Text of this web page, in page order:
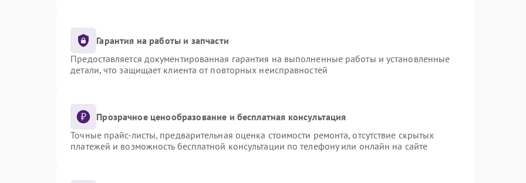
Гарантия на работы и запчасти
Предоставляется документированная гарантия на выполненные работы и установленные
детали, что защищает клиента от повторных неисправностей
Прозрачное ценообразование и бесплатная консультация
Точные прайс-листы, предварительная оценка стоимости ремонта, отсутствие скрытых
платежей и возможность бесплатной консультации по телефону или онлайн на сайте